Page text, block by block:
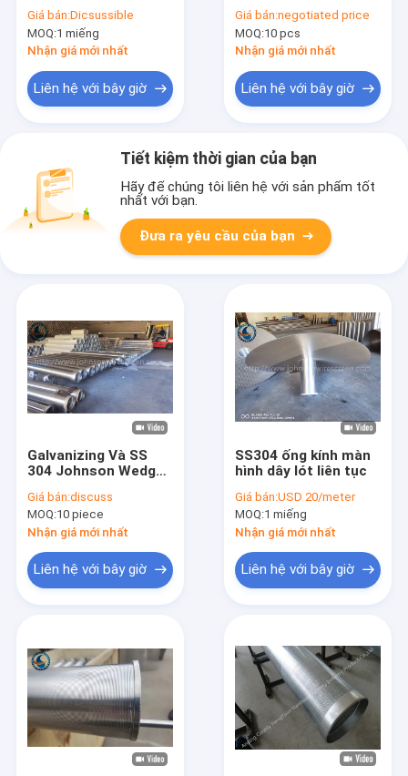
cho bộ lọc
Giá bán:Dicsussible
MOQ:1 miếng
Nhận giá mới nhất
Liên hệ với bây giờ
ống
Giá bán:negotiated price
MOQ:10 pcs
Nhận giá mới nhất
Liên hệ với bây giờ
Tiết kiệm thời gian của bạn
Hãy để chúng tôi liên hệ với sản phẩm tốt
nhất với bạn.
Đưa ra yêu cầu của bạn
Galvanizing Và SS
304 Johnson Wedge
Screen lọc ống
Giá bán:discuss
MOQ:10 piece
Nhận giá mới nhất
Liên hệ với bây giờ
SS304 ống kính màn
hình dây lót liên tục
Giá bán:USD 20/meter
MOQ:1 miếng
Nhận giá mới nhất
Liên hệ với bây giờ